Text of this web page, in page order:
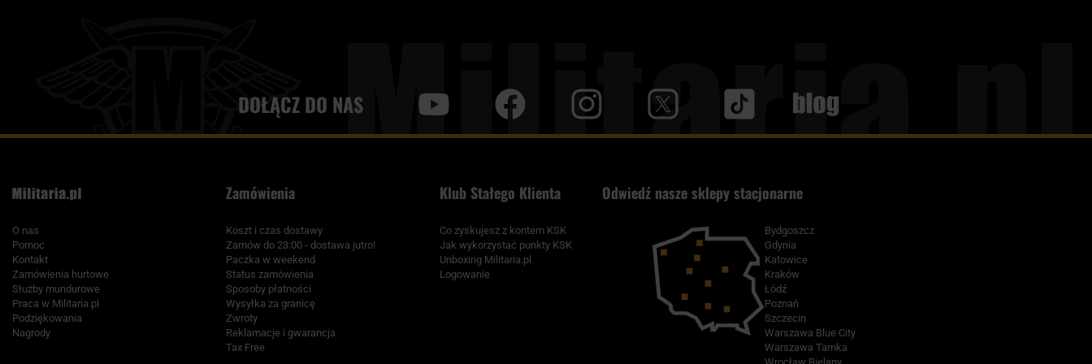
DOŁĄCZ DO NAS Blog
O nas
Pomoc
Kontakt
Zamówienia hurtowe
Służby mundurowe
Praca w Militaria.pl
Podziękowania
Nagrody
Zamówienia
Koszt i czas dostawy
Zamów do 23:00 - dostawa jutro!
Paczka w weekend
Status zamówienia
Sposoby płatności
Wysyłka za granicę
Zwroty
Reklamacje i gwarancja
Tax Free
Klub Stałego Klienta
Co zyskujesz z kontem KSK
Jak wykorzystać punkty KSK
Unboxing Militaria.pl
Logowanie
Odwiedź nasze sklepy stacjonarne
Bydgoszcz
Gdynia
Katowice
Kraków
Łódź
Poznań
Szczecin
Warszawa Blue City
Warszawa Tamka